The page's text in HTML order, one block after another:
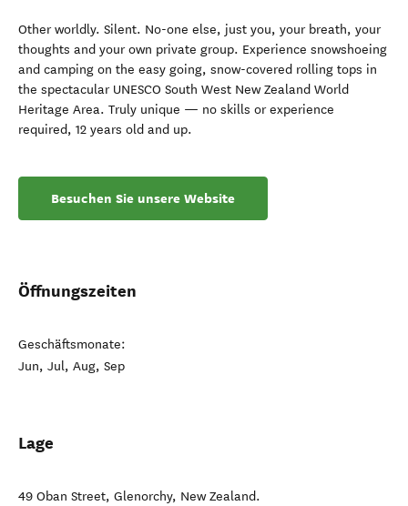
Other worldly. Silent. No-one else, just you, your breath, your
thoughts and your own private group. Experience snowshoeing
and camping on the easy going, snow-covered rolling tops in
the spectacular UNESCO South West New Zealand World
Heritage Area. Truly unique — no skills or experience
required, 12 years old and up.
Besuchen Sie unsere Website
Öffnungszeiten
Geschäftsmonate:
Jun, Jul, Aug, Sep
Lage
49 Oban Street, Glenorchy, New Zealand.